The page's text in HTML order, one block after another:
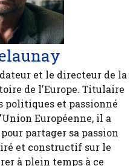
et le directeur de la
de l'Europe. Titulaire
politiques et passionné
Européenne, il a
partager sa passion
et constructif sur le
à plein temps à ce